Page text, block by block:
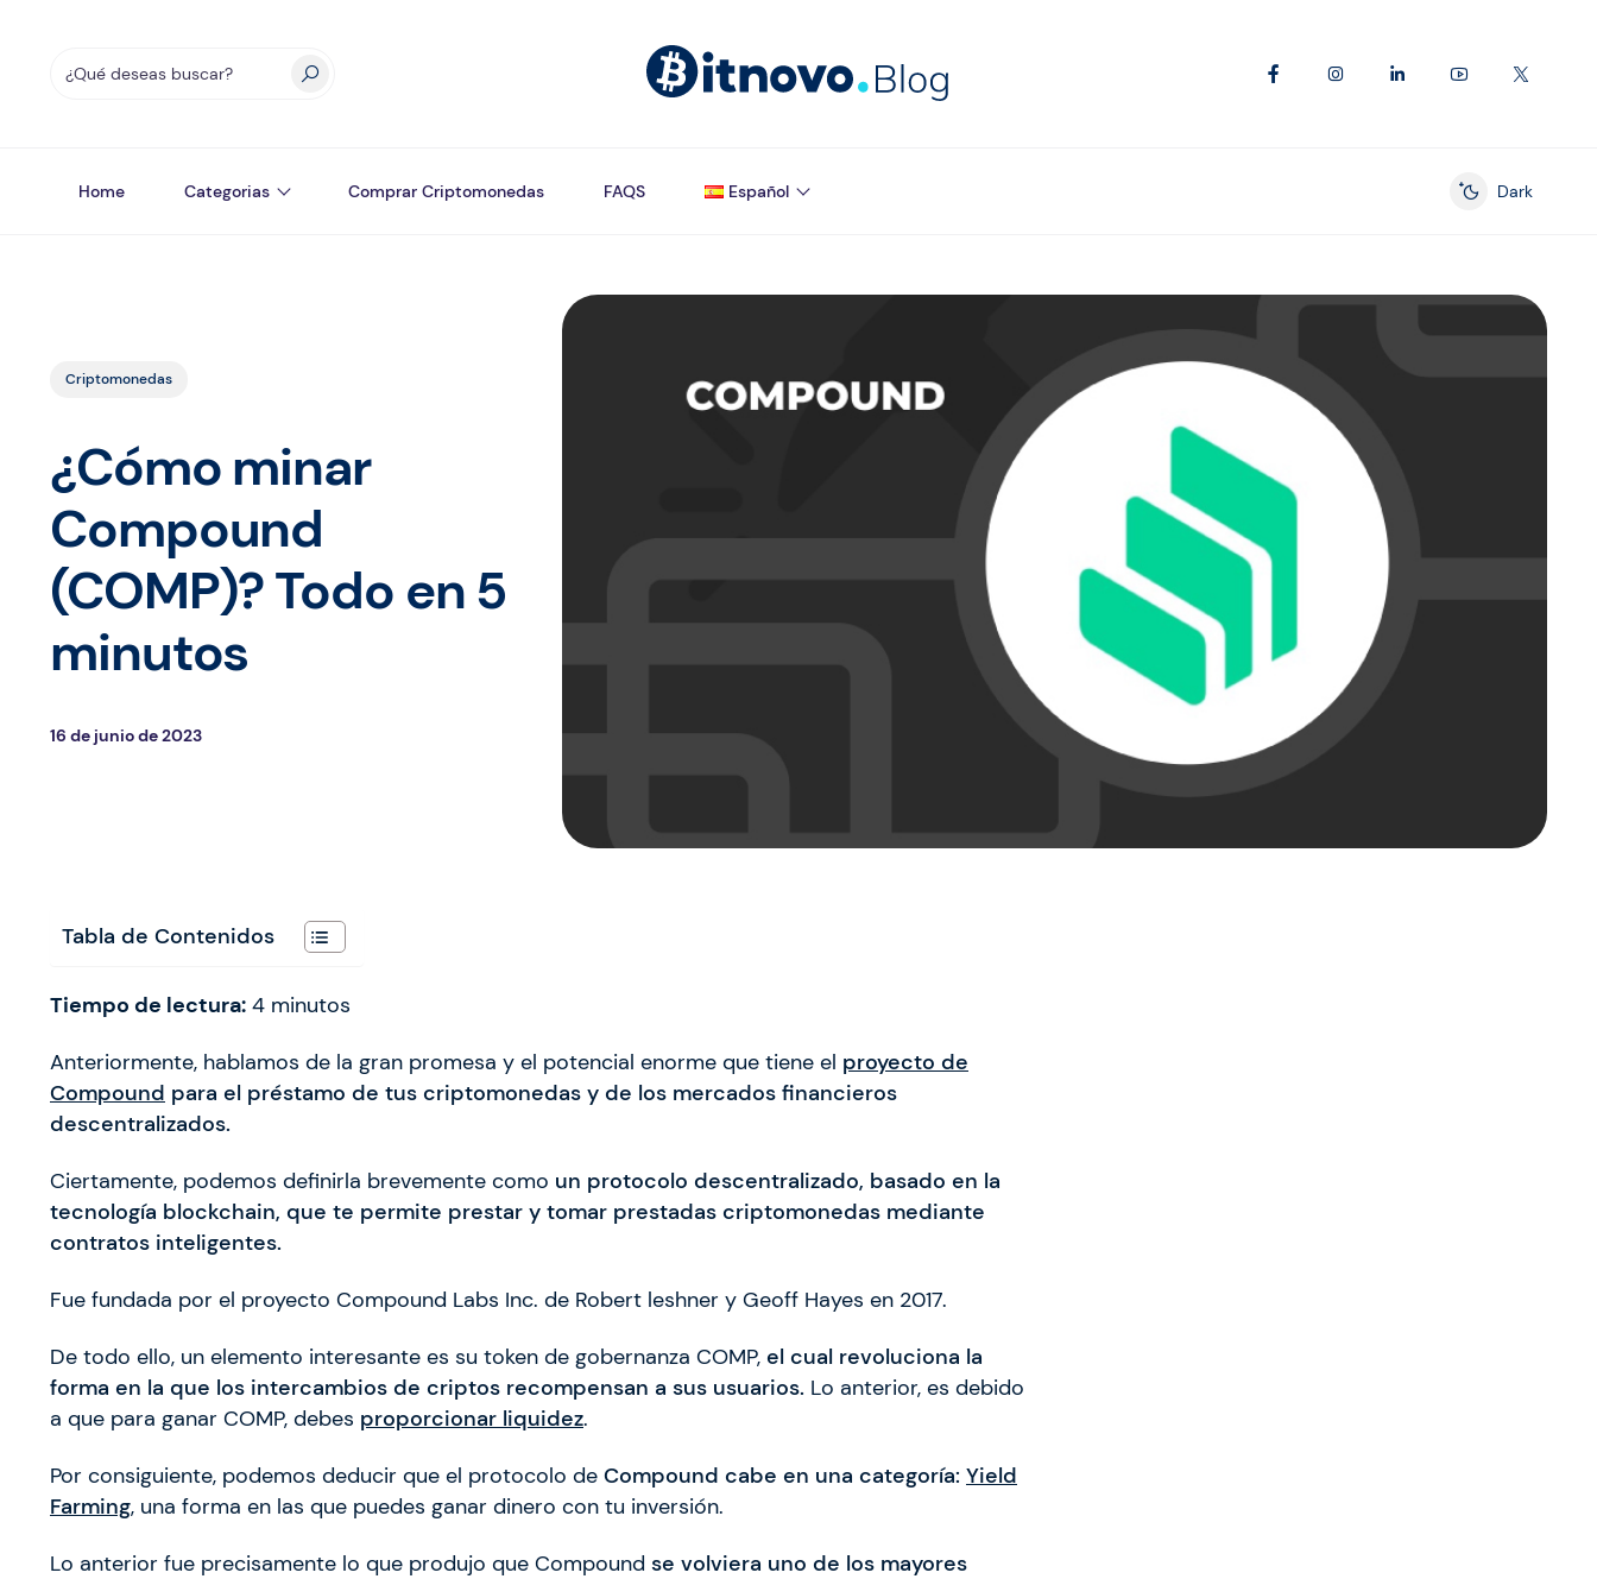
Home Categorias Comprar Criptomonedas FAQS Español
Enable dark
Dark
Criptomonedas
¿Cómo minar
Compound
(COMP)? Todo en 5
minutos
16 de junio de 2023
Tabla de Contenidos
Tiempo de lectura: 4 minutos
Anteriormente, hablamos de la gran promesa y el potencial enorme que tiene el proyecto de
Compound para el préstamo de tus criptomonedas y de los mercados financieros
descentralizados.
Ciertamente, podemos definirla brevemente como un protocolo descentralizado, basado en la
tecnología blockchain, que te permite prestar y tomar prestadas criptomonedas mediante
contratos inteligentes.
Fue fundada por el proyecto Compound Labs Inc. de Robert leshner y Geoff Hayes en 2017.
De todo ello, un elemento interesante es su token de gobernanza COMP, el cual revoluciona la
forma en la que los intercambios de criptos recompensan a sus usuarios. Lo anterior, es debido
a que para ganar COMP, debes proporcionar liquidez.
Por consiguiente, podemos deducir que el protocolo de Compound cabe en una categoría: Yield
Farming, una forma en las que puedes ganar dinero con tu inversión.
Lo anterior fue precisamente lo que produjo que Compound se volviera uno de los mayores